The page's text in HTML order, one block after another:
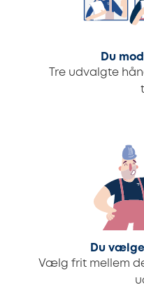
Du
Tre udvalgte
Du
Vælg frit mellem